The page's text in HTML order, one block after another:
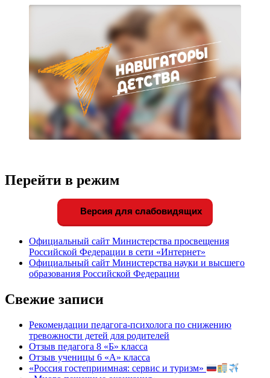
Перейти в режим
Версия для слабовидящих
Официальный сайт Министерства просвещения
Российской Федерации в сети «Интернет»
Официальный сайт Министерства науки и высшего
образования Российской Федерации
Свежие записи
Рекомендации педагога-психолога по снижению
тревожности детей для родителей
Отзыв педагога 8 «Б» класса
Отзыв ученицы 6 «А» класса
«Россия гостеприимная: сервис и туризм»